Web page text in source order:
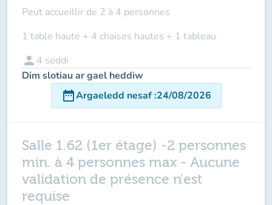
Peut accueillir de 2 à 4 personnes
1 table haute + 4 chaises hautes + 1 tableau
person 4 seddi
Dim slotiau ar gael heddiw
date_rangeArgaeledd nesaf:24/08/2026
Salle 1.62 (1er étage) -2 personnes
min. à 4 personnes max - Aucune
validation de présence n'est
requise